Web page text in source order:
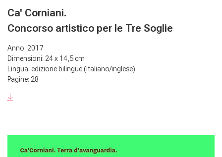
Ca' Corniani.
Concorso artistico per le Tre Soglie
Anno: 2017
Dimensioni: 24 x 14,5 cm
Lingua: edizione bilingue (italiano/inglese)
Pagine: 28